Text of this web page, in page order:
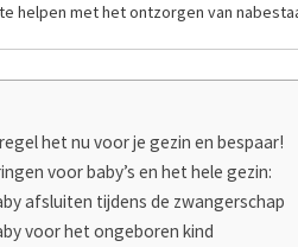
helpen met het ontzorgen van
het nu voor je gezin en bespaar!
voor baby’s en het hele gezin:
afsluiten tijdens de zwangerschap
voor het ongeboren kind